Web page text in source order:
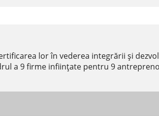
lor în vederea integrării și
a 9 firme inființate pentru 9